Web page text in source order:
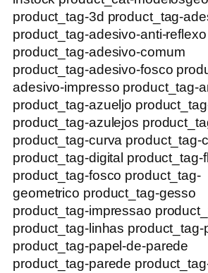
product_tag-3d product_tag-
product_tag-adesivo-anti-reflexo
product_tag-adesivo-comum
product_tag-adesivo-fosco
adesivo-impresso product_tag-
product_tag-azueljo
product_tag-azulejos
product_tag-curva product_tag-
product_tag-digital product_tag-
product_tag-fosco product_tag-
geometrico product_tag-gesso
product_tag-impressao
product_tag-linhas product_tag-
product_tag-papel-de-parede
product_tag-parede